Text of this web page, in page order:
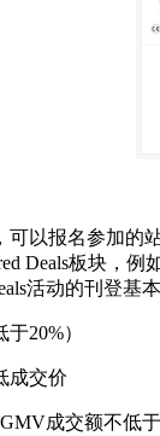
可以报名参加
Deals板块，
活动的刊登基
20%）
成交价
成交额不低